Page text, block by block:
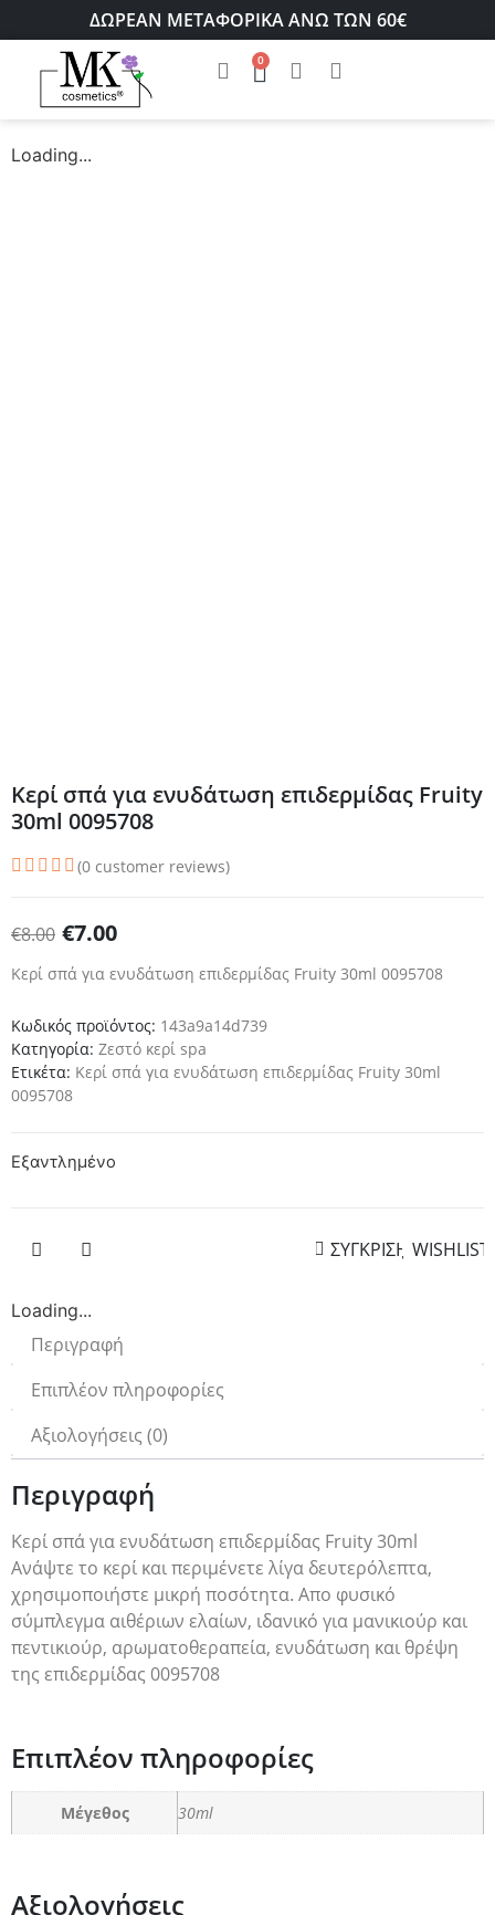
ΔΩΡΕΑΝ ΜΕΤΑΦΟΡΙΚΑ ΑΝΩ ΤΩΝ 60€
0
Loading...
Κερί σπά για ενυδάτωση επιδερμίδας Fruity
30ml 0095708
(0 customer reviews)
€8.00 €7.00
Κερί σπά για ενυδάτωση επιδερμίδας Fruity 30ml 0095708
Κωδικός προϊόντος: 143a9a14d739
Κατηγορία: Ζεστό κερί spa
Ετικέτα: Κερί σπά για ενυδάτωση επιδερμίδας Fruity 30ml
0095708
Εξαντλημένο
ΣΥΓΚΡΙΣΗ WISHLIST
Loading...
Περιγραφή
Επιπλέον πληροφορίες
Αξιολογήσεις (0)
Περιγραφή
Κερί σπά για ενυδάτωση επιδερμίδας Fruity 30ml
Ανάψτε το κερί και περιμένετε λίγα δευτερόλεπτα,
χρησιμοποιήστε μικρή ποσότητα. Απο φυσικό
σύμπλεγμα αιθέριων ελαίων, ιδανικό για μανικιούρ και
πεντικιούρ, αρωματοθεραπεία, ενυδάτωση και θρέψη
της επιδερμίδας 0095708
Επιπλέον πληροφορίες
Μέγεθος 30ml
Αξιολογήσεις